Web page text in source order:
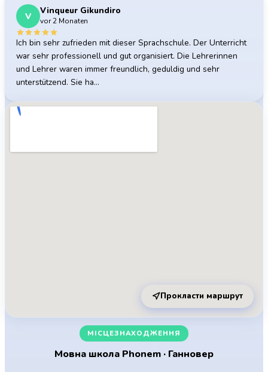
V Vinqueur Gikundiro
vor 2 Monaten
Ich bin sehr zufrieden mit dieser Sprachschule. Der Unterricht
war sehr professionell und gut organisiert. Die Lehrerinnen
und Lehrer waren immer freundlich, geduldig und sehr
unterstützend. Sie ha…
Прокласти маршрут
МІСЦЕЗНАХОДЖЕННЯ
Мовна школа Phonem · Ганновер